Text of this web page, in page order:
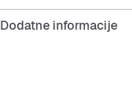
Dodatne informacije